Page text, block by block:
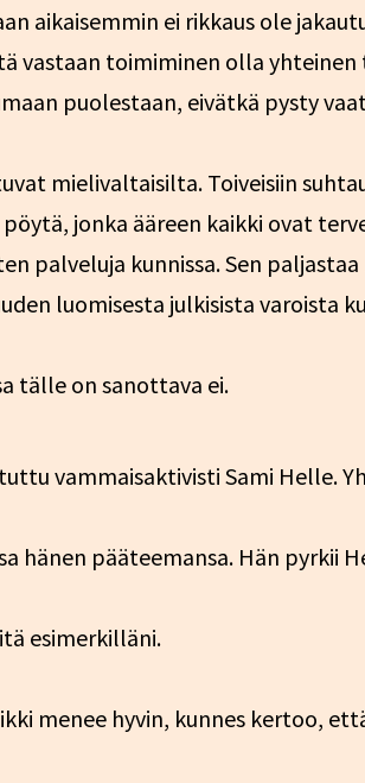
aikaisemmin ei rikkaus ole
vastaan toimiminen olla
puolestaan, eivätkä pysty
mielivaltaisilta. Toiveisiin
jonka ääreen kaikki ovat
palveluja kunnissa. Sen paljastaa
luomisesta julkisista varoista
tälle on sanottava ei.
vammaisaktivisti Sami Helle.
hänen pääteemansa. Hän pyrkii
esimerkilläni.
menee hyvin, kunnes kertoo,